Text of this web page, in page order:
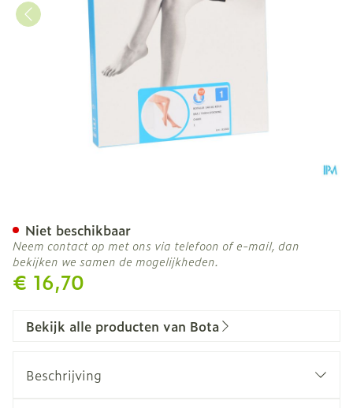
€ 16,70
Niet beschikbaar
Neem contact op met ons via telefoon of e-mail, dan
bekijken we samen de mogelijkheden.
Bekijk alle producten van Bota
Beschrijving